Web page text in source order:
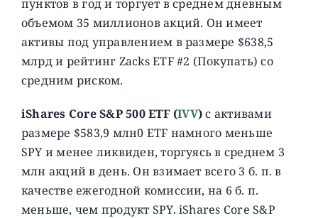
пунктов в год и торгует в среднем дневным
объемом 35 миллионов акций. Он имеет
активы под управлением в размере $638,5
млрд и рейтинг Zacks ETF #2 (Покупать) со
средним риском.
iShares Core S&P 500 ETF (IVV)с активами
размере $583,9 млн0 ETF намного меньше
SPY и менее ликвиден, торгуясь в среднем 3
млн акций в день. Он взимает всего 3 б. п. в
качестве ежегодной комиссии, на 6 б. п.
меньше, чем продукт SPY. iShares Core S&P